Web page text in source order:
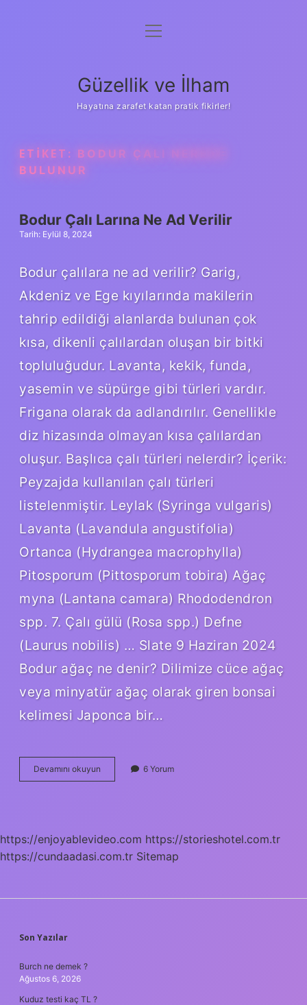
Anasayfa
Yasal Uyarı
menüyü
Güzellik ve İlham
Hayatına zarafet katan pratik fikirler!
ETIKET: BODUR ÇALI NEREDE
BULUNUR
Bodur Çalı Larına Ne Ad Verilir
Tarih: Eylül 8, 2024
Bodur çalılara ne ad verilir? Garig,
Akdeniz ve Ege kıyılarında makilerin
tahrip edildiği alanlarda bulunan çok
kısa, dikenli çalılardan oluşan bir bitki
topluluğudur. Lavanta, kekik, funda,
yasemin ve süpürge gibi türleri vardır.
Frigana olarak da adlandırılır. Genellikle
diz hizasında olmayan kısa çalılardan
oluşur. Başlıca çalı türleri nelerdir? İçerik:
Peyzajda kullanılan çalı türleri
listelenmiştir. Leylak (Syringa vulgaris)
Lavanta (Lavandula angustifolia)
Ortanca (Hydrangea macrophylla)
Pitosporum (Pittosporum tobira) Ağaç
myna (Lantana camara) Rhododendron
spp. 7. Çalı gülü (Rosa spp.) Defne
(Laurus nobilis) … Slate 9 Haziran 2024
Bodur ağaç ne denir? Dilimize cüce ağaç
veya minyatür ağaç olarak giren bonsai
kelimesi Japonca bir…
Devamını okuyun
Çalı
6 Yorum
https://enjoyablevideo.com https://storieshotel.com.tr
https://cundaadasi.com.tr Sitemap
SIDEBAR
Son Yazılar
Burch ne demek ?
Ağustos 6, 2026
Kuduz testi kaç TL ?